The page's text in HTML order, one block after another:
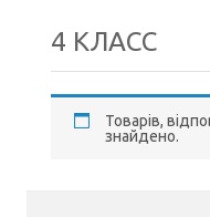
4 КЛАСС
Товарів,
знайдено.